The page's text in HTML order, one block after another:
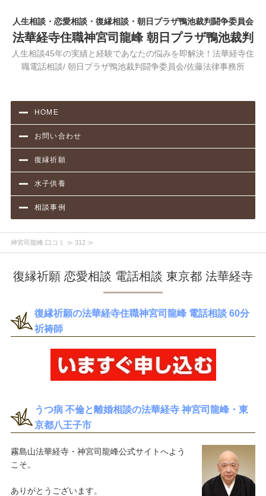
人生相談・恋愛相談・復縁相談・朝日プラザ鴨池裁判闘争委員会
法華経寺住職神宮司龍峰 朝日プラザ鴨池裁判
人生相談45年の実績と経験であなたの悩みを即解決！法華経寺住
職電話相談/ 朝日プラザ鴨池裁判闘争委員会/佐藤法律事務所
HOME
お問い合わせ
復縁祈願
水子供養
相談事例
神宮司龍峰 口コミ ≫ 312 ≫
復縁祈願 恋愛相談 電話相談 東京都 法華経寺
復縁祈願の法華経寺住職神宮司龍峰 電話相談 60分
祈祷師
うつ病 不倫と離婚相談の法華経寺 神宮司龍峰・東
京都八王子市
霧島山法華経寺・神宮司龍峰公式サイトへよう
こそ。
ありがとうございます。